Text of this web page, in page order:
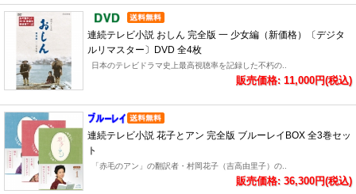
連続テレビ小説 おしん 完全版 一 少女編（新価格）〔デジタ
ルリマスター〕DVD 全4枚
日本のテレビドラマ史上最高視聴率を記録した不朽の..
販売価格: 11,000円(税込)
連続テレビ小説 花子とアン 完全版 ブルーレイBOX 全3巻セッ
ト
「赤毛のアン」の翻訳者・村岡花子（吉高由里子）の..
販売価格: 36,300円(税込)